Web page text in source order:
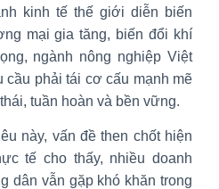
kinh tế thế giới diễn biến
mại gia tăng, biến đổi khí
ngành nông nghiệp Việt
cầu phải tái cơ cấu mạnh mẽ
tuần hoàn và bền vững.
này, vấn đề then chốt hiện
tế cho thấy, nhiều doanh
dân vẫn gặp khó khăn trong